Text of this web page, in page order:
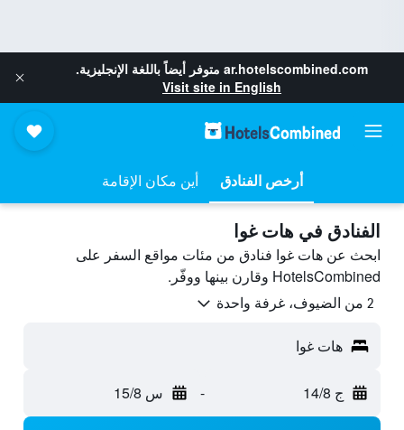
ar.hotelscombined.com متوفر أيضاً باللغة الإنجليزية.
Visit site in English
أرخص الفنادق أين مكان الإقامة
الفنادق في هات غوا
ابحث عن هات غوا فنادق من مئات مواقع السفر على
HotelsCombined وقارن بينها ووفّر.
2 من الضيوف، غرفة واحدة
هات غوا
ج 14/8 - س 15/8